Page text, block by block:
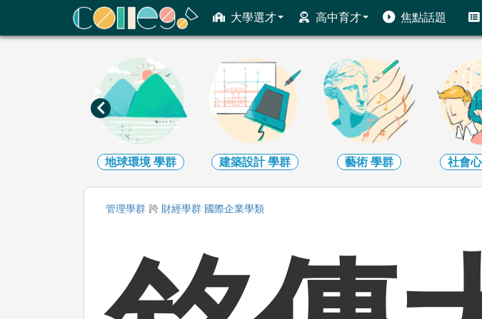
大學選才 高中育才 焦點話題
ColleGo! 大學選才與高中育才輔助系統
地球環境學群 建築設計學群 藝術 學群 社會
管理學群 跨 財經學群 國際企業學類